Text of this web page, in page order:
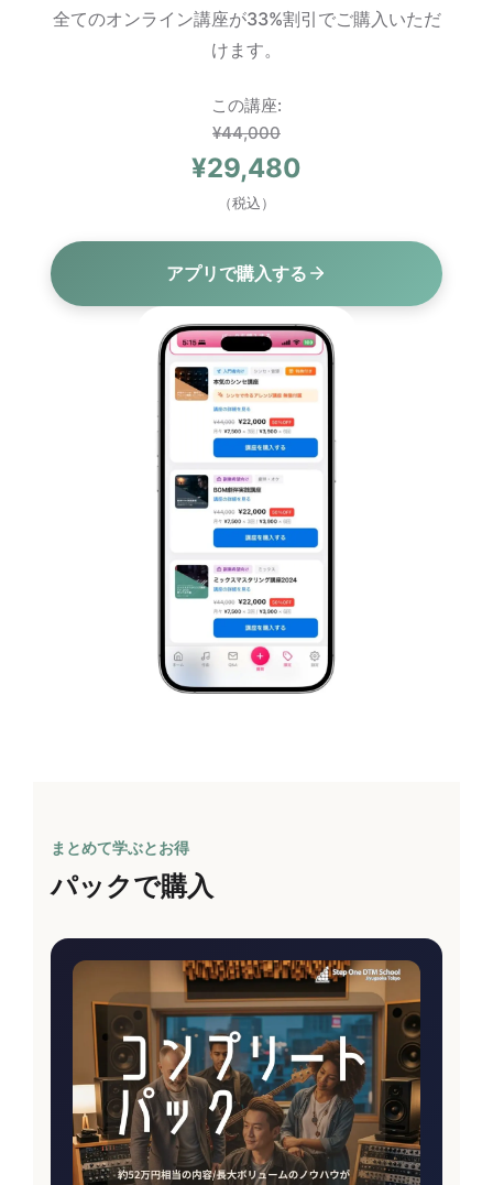
全てのオンライン講座が33%割引でご購入いただ
けます。
この講座:
¥44,000
¥29,480
（税込）
アプリで購入する
まとめて学ぶとお得
パックで購入